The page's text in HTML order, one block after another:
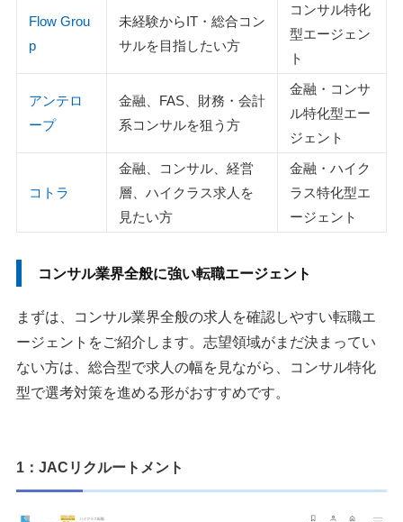
Flow Grou
p
未経験からIT・総合コン
サルを目指したい方
コンサル特化
型エージェン
ト
アンテロ
ープ
金融、FAS、財務・会計
系コンサルを狙う方
金融・コンサ
ル特化型エー
ジェント
コトラ
金融、コンサル、経営
層、ハイクラス求人を
見たい方
金融・ハイク
ラス特化型エ
ージェント
コンサル業界全般に強い転職エージェント
まずは、コンサル業界全般の求人を確認しやすい転職エ
ージェントをご紹介します。志望領域がまだ決まってい
ない方は、総合型で求人の幅を見ながら、コンサル特化
型で選考対策を進める形がおすすめです。
1：JACリクルートメント